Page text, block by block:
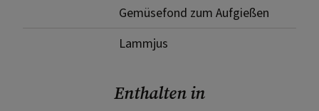
Gemüsefond zum Aufgießen
Lammjus
Enthalten in